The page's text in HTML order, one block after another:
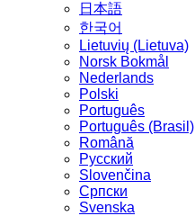
日本語
한국어
Lietuvių (Lietuva)
‪Norsk Bokmål‬
Nederlands
Polski
Português
Português (Brasil)
Română
Русский
Slovenčina
Српски
Svenska